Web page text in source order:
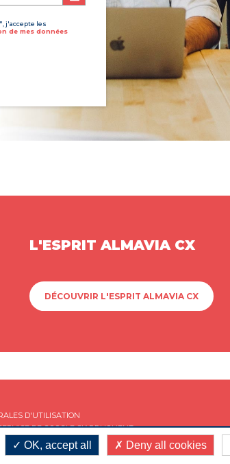
j'accepte les
de mes données
L'ESPRIT ALMAVIA CX
DÉCOUVRIR L'ESPRIT ALMAVIA CX
D'UTILISATION
DE GOOGLE S'APPLIQUENT.
OK, accept all Deny all cookies